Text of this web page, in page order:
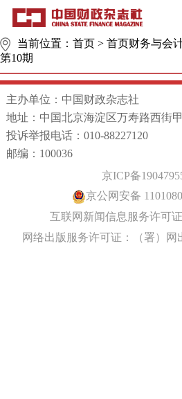
当前位置： 首页 > 首页财务与会
第10期
主办单位：中国财政杂志社
地址：中国北京海淀区万寿路西街
投诉举报电话：010-88227120
邮编：100036
京ICP备
京公网安备
互联网新闻信息服务许可证
网络出版服务许可证：（署）网